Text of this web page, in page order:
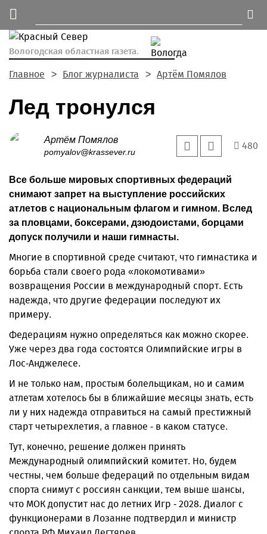
Вологодская областная газета.
Главное Блог журналиста Артём Помялов
Лед тронулся
Артём Помялов
pomyalov@krassever.ru
480
Все больше мировых спортивных федераций
снимают запрет на выступление российских
атлетов с национальным флагом и гимном. Вслед
за пловцами, боксерами, дзюдоистами, борцами
допуск получили и наши гимнасты.
Многие в спортивной среде считают, что гимнастика и
борьба стали своего рода «локомотивами»
возвращения России в международный спорт. Есть
надежда, что другие федерации последуют их
примеру.
Федерациям нужно определяться как можно скорее.
Уже через два года состоятся Олимпийские игры в
Лос-Анджелесе.
И не только нам, простым болельщикам, но и самим
атлетам хотелось бы в ближайшие месяцы знать, есть
ли у них надежда отправиться на самый престижный
старт четырехлетия, а главное - в каком статусе.
Тут, конечно, решение должен принять
Международный олимпийский комитет. Но, будем
честны, чем больше федераций по отдельным видам
спорта снимут с россиян санкции, тем выше шансы,
что МОК допустит нас до летних Игр - 2028. Диалог с
функционерами в Лозанне подтвердил и министр